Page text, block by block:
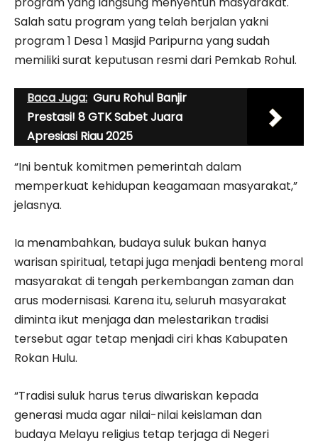
Salah satu program yang telah berjalan yakni
program 1 Desa 1 Masjid Paripurna yang sudah
memiliki surat keputusan resmi dari Pemkab Rohul.
Baca Juga: Guru Rohul Banjir
Prestasi! 8 GTK Sabet Juara
Apresiasi Riau 2025
“Ini bentuk komitmen pemerintah dalam
memperkuat kehidupan keagamaan masyarakat,”
jelasnya.
Ia menambahkan, budaya suluk bukan hanya
warisan spiritual, tetapi juga menjadi benteng moral
masyarakat di tengah perkembangan zaman dan
arus modernisasi. Karena itu, seluruh masyarakat
diminta ikut menjaga dan melestarikan tradisi
tersebut agar tetap menjadi ciri khas Kabupaten
Rokan Hulu.
“Tradisi suluk harus terus diwariskan kepada
generasi muda agar nilai-nilai keislaman dan
budaya Melayu religius tetap terjaga di Negeri